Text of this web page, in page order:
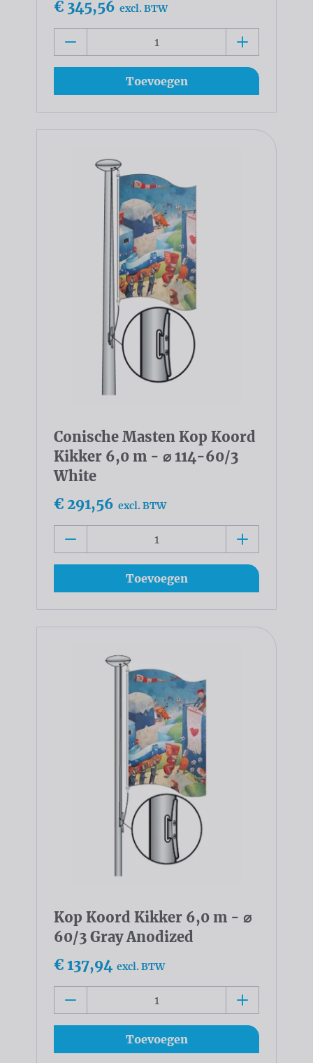
€ 345,56 excl. BTW
Toevoegen
Conische Masten Kop Koord
Kikker 6,0 m - ⌀ 114-60/3
White
€ 291,56 excl. BTW
Toevoegen
Kop Koord Kikker 6,0 m - ⌀
60/3 Gray Anodized
€ 137,94 excl. BTW
Toevoegen